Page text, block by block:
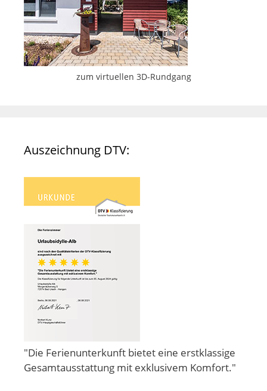
zum virtuellen 3D-Rundgang
Auszeichnung DTV:
"Die Ferienunterkunft bietet eine erstklassige
Gesamtausstattung mit exklusivem Komfort."